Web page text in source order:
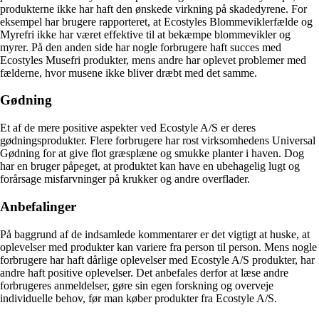
produkterne ikke har haft den ønskede virkning på skadedyrene. For
eksempel har brugere rapporteret, at Ecostyles Blommeviklerfælde og
Myrefri ikke har været effektive til at bekæmpe blommevikler og
myrer. På den anden side har nogle forbrugere haft succes med
Ecostyles Musefri produkter, mens andre har oplevet problemer med
fælderne, hvor musene ikke bliver dræbt med det samme.
Gødning
Et af de mere positive aspekter ved Ecostyle A/S er deres
gødningsprodukter. Flere forbrugere har rost virksomhedens Universal
Gødning for at give flot græsplæne og smukke planter i haven. Dog
har en bruger påpeget, at produktet kan have en ubehagelig lugt og
forårsage misfarvninger på krukker og andre overflader.
Anbefalinger
På baggrund af de indsamlede kommentarer er det vigtigt at huske, at
oplevelser med produkter kan variere fra person til person. Mens nogle
forbrugere har haft dårlige oplevelser med Ecostyle A/S produkter, har
andre haft positive oplevelser. Det anbefales derfor at læse andre
forbrugeres anmeldelser, gøre sin egen forskning og overveje
individuelle behov, før man køber produkter fra Ecostyle A/S.